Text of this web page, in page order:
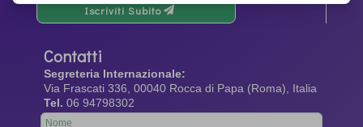
Iscriviti Subito
Contatti
Segreteria Internazionale:
Via Frascati 336, 00040 Rocca di Papa (Roma), Italia
Tel. 06 94798302
Leave